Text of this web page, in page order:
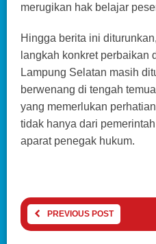
merugikan hak belajar
Hingga berita ini
langkah konkret perbaikan
Lampung Selatan masih
berwenang di tengah
yang memerlukan
tidak hanya dari
aparat penegak hukum.
PREVIOUS POST